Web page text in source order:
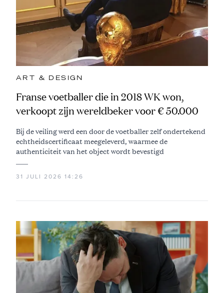
ART & DESIGN
Franse voetballer die in 2018 WK won,
verkoopt zijn wereldbeker voor € 50.000
Bij de veiling werd een door de voetballer zelf ondertekend
echtheidscertificaat meegeleverd, waarmee de
authenticiteit van het object wordt bevestigd
31 JULI 2026 14:26